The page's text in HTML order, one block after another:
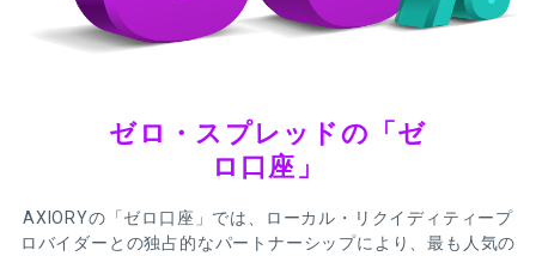
ゼロ・スプレッドの「ゼ
ロ口座」
AXIORYの「ゼロ口座」では、ローカル・リクイディティープ
ロバイダーとの独占的なパートナーシップにより、最も人気の